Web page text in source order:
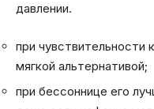
давлении.
при
мягкой альтернативой;
при бессоннице его